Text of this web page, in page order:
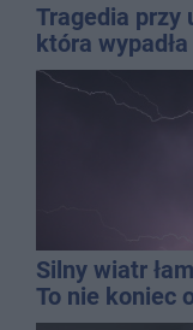
Tragedia przy
która
Silny wiatr
To nie koniec